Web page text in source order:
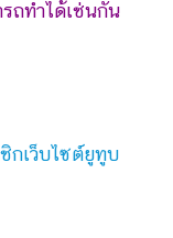
ถทำได้เช่นกัน
กเว็บไซต์ยูทูบ